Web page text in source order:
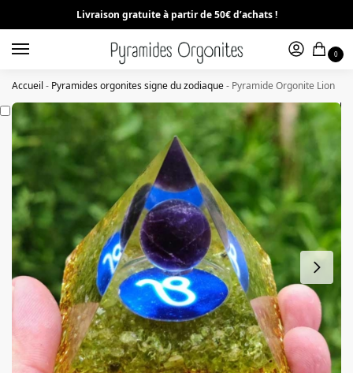
Livraison gratuite à partir de 50€ d’achats !
0
Accueil - Pyramides orgonites signe du zodiaque- Pyramide Orgonite Lion